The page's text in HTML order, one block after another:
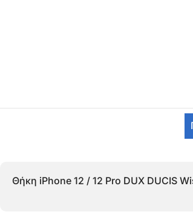
Θήκη iPhone 12 / 12 Pro DUX DUCIS